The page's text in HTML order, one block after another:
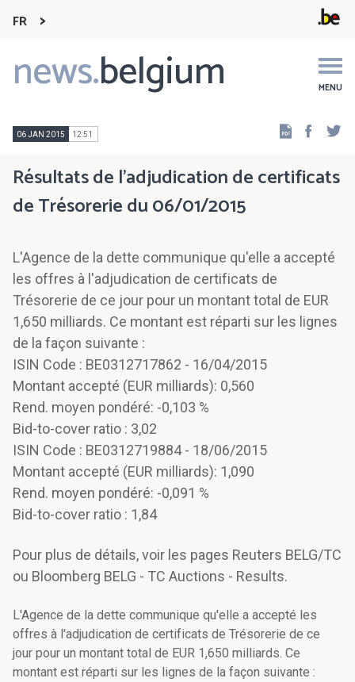
FR
news.belgium MENU
Main
navigation
06 JAN 2015 12:51
Résultats de l'adjudication de certificats
de Trésorerie du 06/01/2015
L'Agence de la dette communique qu'elle a accepté
les offres à l'adjudication de certificats de
Trésorerie de ce jour pour un montant total de EUR
1,650 milliards. Ce montant est réparti sur les lignes
de la façon suivante :
ISIN Code : BE0312717862 - 16/04/2015
Montant accepté (EUR milliards): 0,560
Rend. moyen pondéré: -0,103 %
Bid-to-cover ratio : 3,02
ISIN Code : BE0312719884 - 18/06/2015
Montant accepté (EUR milliards): 1,090
Rend. moyen pondéré: -0,091 %
Bid-to-cover ratio : 1,84
Pour plus de détails, voir les pages Reuters BELG/TC
ou Bloomberg BELG - TC Auctions - Results.
L'Agence de la dette communique qu'elle a accepté les
offres à l'adjudication de certificats de Trésorerie de ce
jour pour un montant total de EUR 1,650 milliards. Ce
montant est réparti sur les lignes de la façon suivante :